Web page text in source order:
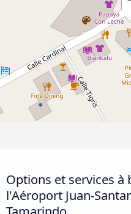
Options et services à
l'Aéroport Juan-